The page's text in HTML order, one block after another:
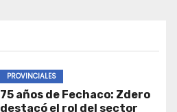
PROVINCIALES
75 años de Fechaco: Zdero
destacó el rol del sector